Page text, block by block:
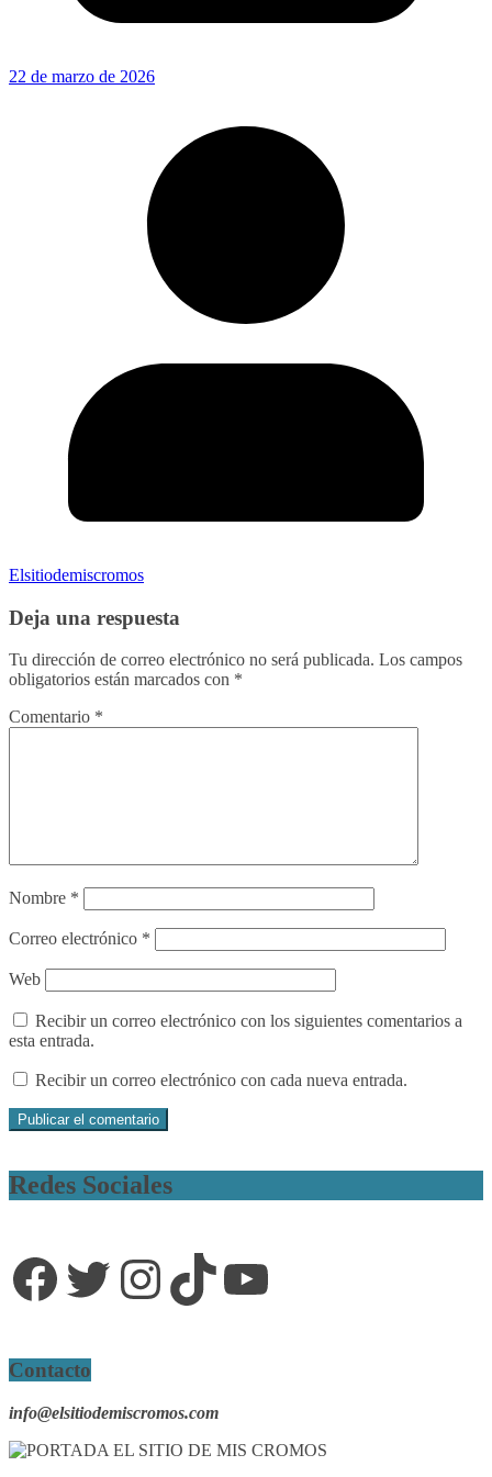
22 de marzo de 2026
Elsitiodemiscromos
Deja una respuesta
Tu dirección de correo electrónico no será publicada. Los campos
obligatorios están marcados con *
Comentario *
Nombre *
Correo electrónico *
Web
Recibir un correo electrónico con los siguientes comentarios a
esta entrada.
Recibir un correo electrónico con cada nueva entrada.
Redes Sociales
Facebook
Twitter
Instagram
TikTok
YouTube
Contacto
info@elsitiodemiscromos.com